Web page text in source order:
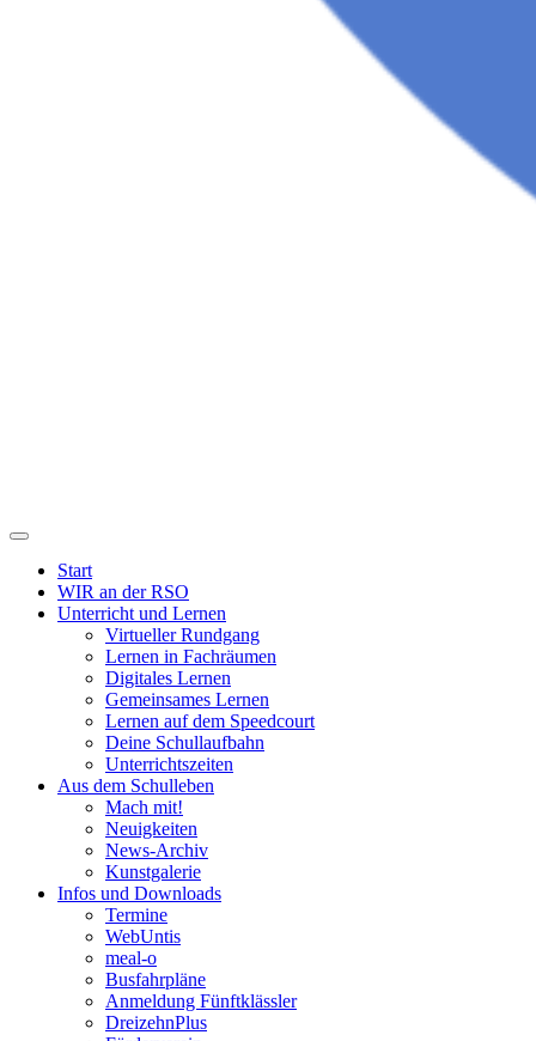
Start
WIR an der RSO
Unterricht und Lernen
Virtueller Rundgang
Lernen in Fachräumen
Digitales Lernen
Gemeinsames Lernen
Lernen auf dem Speedcourt
Deine Schullaufbahn
Unterrichtszeiten
Aus dem Schulleben
Mach mit!
Neuigkeiten
News-Archiv
Kunstgalerie
Infos und Downloads
Termine
WebUntis
meal-o
Busfahrpläne
Anmeldung Fünftklässler
DreizehnPlus